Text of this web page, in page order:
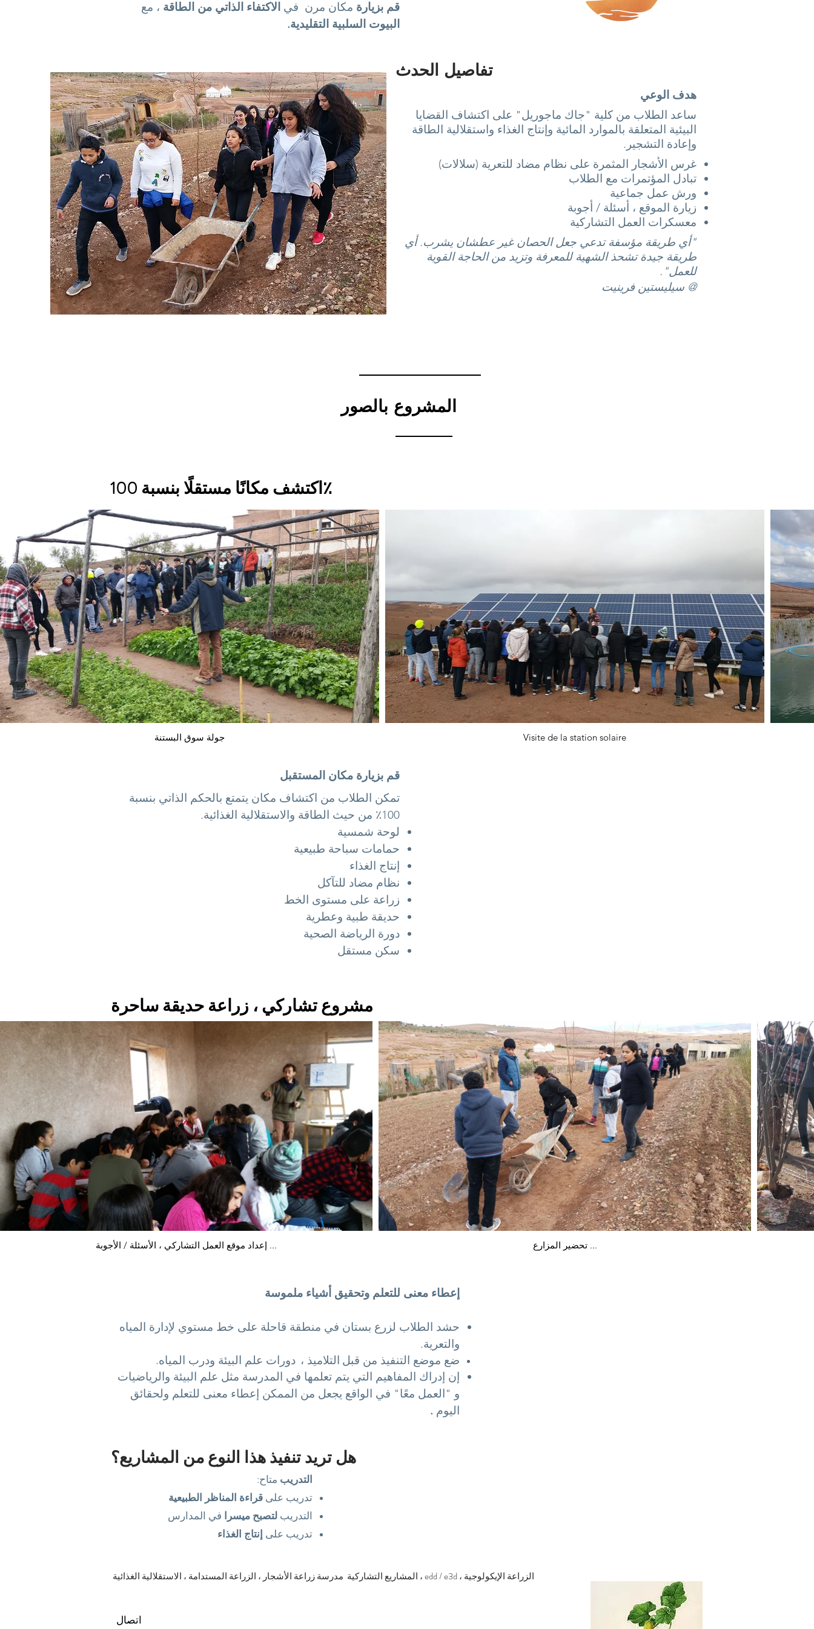
قم بزيارة مكان مرن في الاكتفاء الذاتي من الطاقة ، مع
البيوت السلبية التقليدية.
تفاصيل الحدث
هدف الوعي
ساعد الطلاب من كلية "جاك ماجوريل" على اكتشاف القضايا
البيئية المتعلقة بالموارد المائية وإنتاج الغذاء واستقلالية الطاقة
وإعادة التشجير.
غرس الأشجار المثمرة على نظام مضاد للتعرية (سلالات)
تبادل المؤتمرات مع الطلاب
ورش عمل جماعية
زيارة الموقع ، أسئلة / أجوبة
معسكرات العمل التشاركية
"أي طريقة مؤسفة تدعي جعل الحصان غير عطشان يشرب. أي
طريقة جيدة تشحذ الشهية للمعرفة وتزيد من الحاجة القوية
للعمل".
@ سيليستين فرينيت
المشروع بالصور
اكتشف مكانًا مستقلًا بنسبة 100٪
جولة سوق البستنة Visite de la station solaire
قم بزيارة مكان المستقبل
تمكن الطلاب من اكتشاف مكان يتمتع بالحكم الذاتي بنسبة
100٪ من حيث الطاقة والاستقلالية الغذائية.
لوحة شمسية
حمامات سباحة طبيعية
إنتاج الغذاء
نظام مضاد للتآكل
زراعة على مستوى الخط
حديقة طبية وعطرية
دورة الرياضة الصحية
سكن مستقل
مشروع تشاركي ، زراعة حديقة ساحرة
إعداد موقع العمل التشاركي ، الأسئلة / الأجوبة ... تحضير المزارع ...
إعطاء معنى للتعلم وتحقيق أشياء ملموسة
حشد الطلاب لزرع بستان في منطقة قاحلة على خط مستوي لإدارة المياه
والتعرية.
ضع موضع التنفيذ من قبل التلاميذ ، دورات علم البيئة ودرب المياه.
إن إدراك المفاهيم التي يتم تعلمها في المدرسة مثل علم البيئة والرياضيات
و "العمل معًا" في الواقع يجعل من الممكن إعطاء معنى للتعلم ولحقائق
اليوم .
التدريب متاح:
تدريب على قراءة المناظر الطبيعية
التدريب لتصبح ميسرا
في المدارس
تدريب على إنتاج الغذاء
المشاريع التشاركية مدرسة زراعة الأشجار ، الزراعة المستدامة ، الاستقلالية الغذائية ، edd / e3d ، الزراعة الإيكولوجية
اتصال